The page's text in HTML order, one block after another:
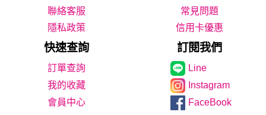
聯絡客服
常見問題
隱私政策
信用卡優惠
快速查詢 訂閱我們
Line
我的收藏
Instagram
會員中心
FaceBook